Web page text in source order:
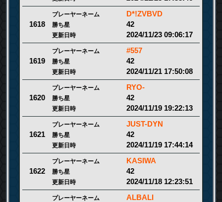
1618
プレーヤーネーム D*!ZVBVD
勝ち星 42
更新日時 2024/11/23 09:06:17
1619
プレーヤーネーム #557
勝ち星 42
更新日時 2024/11/21 17:50:08
1620
プレーヤーネーム RYO-
勝ち星 42
更新日時 2024/11/19 19:22:13
1621
プレーヤーネーム JUST-DYN
勝ち星 42
更新日時 2024/11/19 17:44:14
1622
プレーヤーネーム KASIWA
勝ち星 42
更新日時 2024/11/18 12:23:51
プレーヤーネーム ALBALI